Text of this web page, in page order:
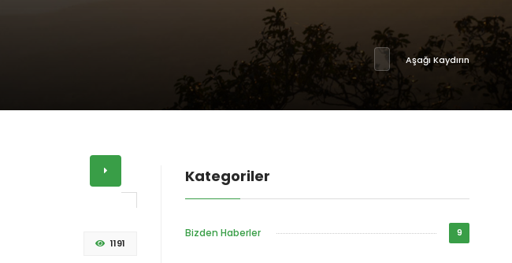
Aşağı Kaydırın
1191
Kategoriler
Bizden Haberler 9